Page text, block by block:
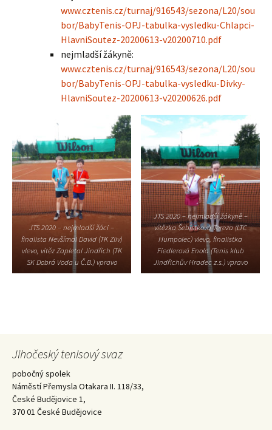
www.cztenis.cz/turnaj/916543/sezona/L20/sou
bor/BabyTenis-OPJ-tabulka-vysledku-Chlapci-
HlavniSoutez-20200613-v20200710.pdf
nejmladší žákyně:
www.cztenis.cz/turnaj/916543/sezona/L20/sou
bor/BabyTenis-OPJ-tabulka-vysledku-Divky-
HlavniSoutez-20200613-v20200626.pdf
JTS 2020 – nejmladší žáci –
finalista Nevšímal David (TK Zliv)
vlevo, vítěz Zapletal Jindřich (TK
SK Dobrá Voda u Č.B.) vpravo
JTS 2020 – nejmladší žákyně –
vítězka Šebístková Tereza (LTC
Humpolec) vlevo, finalistka
Fiedlerová Enola (Tenis klub
Jindřichův Hradec z.s.) vpravo
Jihočeský tenisový svaz
pobočný spolek
Náměstí Přemysla Otakara II. 118/33,
České Budějovice 1,
370 01 České Budějovice